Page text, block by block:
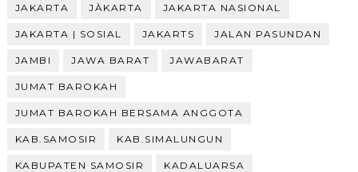
JAKARTA JÀKARTA JAKARTA NASIONAL
JAKARTA | SOSIAL JAKARTS JALAN PASUNDAN
JAMBI JAWA BARAT JAWABARAT
JUMAT BAROKAH
JUMAT BAROKAH BERSAMA ANGGOTA
KAB.SAMOSIR KAB.SIMALUNGUN
KABUPATEN SAMOSIR KADALUARSA